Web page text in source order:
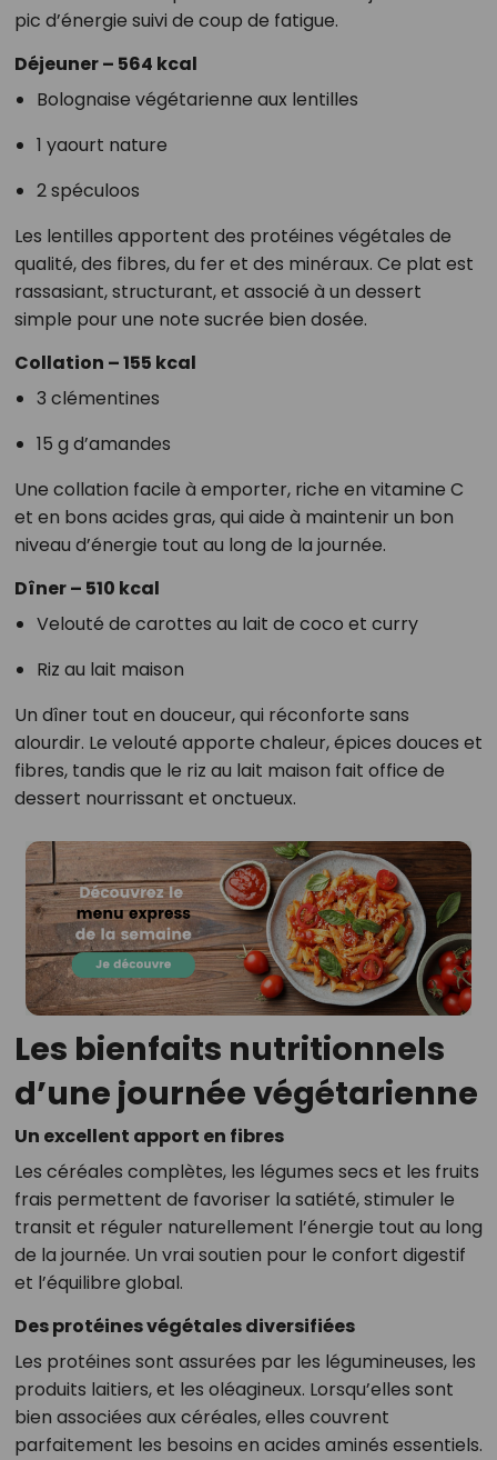
pic d’énergie suivi de coup de fatigue.
Déjeuner – 564 kcal
Bolognaise végétarienne aux lentilles
1 yaourt nature
2 spéculoos
Les lentilles apportent des protéines végétales de
qualité, des fibres, du fer et des minéraux. Ce plat est
rassasiant, structurant, et associé à un dessert
simple pour une note sucrée bien dosée.
Collation – 155 kcal
3 clémentines
15 g d’amandes
Une collation facile à emporter, riche en vitamine C
et en bons acides gras, qui aide à maintenir un bon
niveau d’énergie tout au long de la journée.
Dîner – 510 kcal
Velouté de carottes au lait de coco et curry
Riz au lait maison
Un dîner tout en douceur, qui réconforte sans
alourdir. Le velouté apporte chaleur, épices douces et
fibres, tandis que le riz au lait maison fait office de
dessert nourrissant et onctueux.
Les bienfaits nutritionnels
d’une journée végétarienne
Un excellent apport en fibres
Les céréales complètes, les légumes secs et les fruits
frais permettent de favoriser la satiété, stimuler le
transit et réguler naturellement l’énergie tout au long
de la journée. Un vrai soutien pour le confort digestif
et l’équilibre global.
Des protéines végétales diversifiées
Les protéines sont assurées par les légumineuses, les
produits laitiers, et les oléagineux. Lorsqu’elles sont
bien associées aux céréales, elles couvrent
parfaitement les besoins en acides aminés essentiels.